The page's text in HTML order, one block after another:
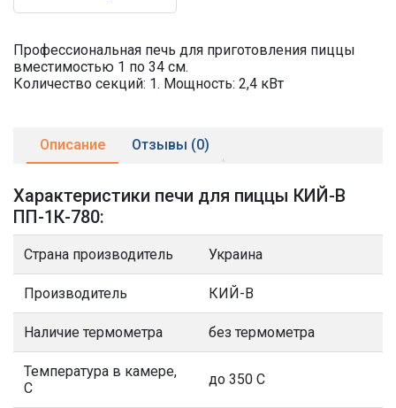
Профессиональная печь для приготовления пиццы
вместимостью 1 по 34 см.
Количество секций: 1. Мощность: 2,4 кВт
Описание Отзывы (0)
Характеристики печи для пиццы КИЙ-В
ПП-1К-780:
Страна производитель Украина
Производитель КИЙ-В
Наличие термометра без термометра
Температура в камере,
С
до 350 С